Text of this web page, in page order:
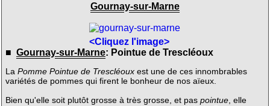
Gournay-sur-Marne
<Cliquez l'image>
■ Gournay-sur-Marne: Pointue de Trescléoux
La Pomme Pointue de Trescléouxest une de ces innombrables
variétés de pommes qui firent le bonheur de nos aïeux.
Bien qu'elle soit plutôt grosse à très grosse, et pas pointue, elle